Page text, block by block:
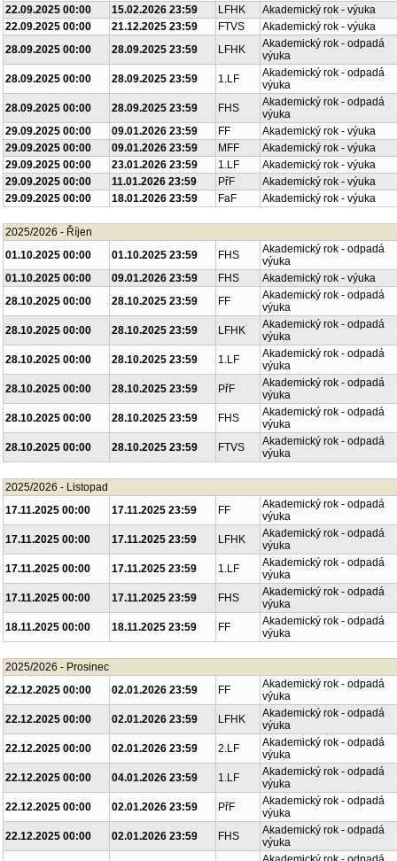
22.09.2025 00:00
15.02.2026 23:59 LFHK
Akademický rok - výuka
22.09.2025 00:00
21.12.2025 23:59 FTVS
Akademický rok - výuka
28.09.2025 00:00
28.09.2025 23:59 LFHK
Akademický rok - odpadá
výuka
28.09.2025 00:00
28.09.2025 23:59 1.LF
Akademický rok - odpadá
výuka
28.09.2025 00:00
28.09.2025 23:59 FHS
Akademický rok - odpadá
výuka
29.09.2025 00:00
09.01.2026 23:59 FF
Akademický rok - výuka
29.09.2025 00:00
09.01.2026 23:59 MFF
Akademický rok - výuka
29.09.2025 00:00
23.01.2026 23:59 1.LF
Akademický rok - výuka
29.09.2025 00:00
11.01.2026 23:59 PřF
Akademický rok - výuka
29.09.2025 00:00
18.01.2026 23:59 FaF Akademický rok - výuka
2025/2026 - Říjen
01.10.2025 00:00
01.10.2025 23:59 FHS
Akademický rok - odpadá
výuka
01.10.2025 00:00
09.01.2026 23:59 FHS
Akademický rok - výuka
28.10.2025 00:00
28.10.2025 23:59 FF
Akademický rok - odpadá
výuka
28.10.2025 00:00
28.10.2025 23:59 LFHK
Akademický rok - odpadá
výuka
28.10.2025 00:00
28.10.2025 23:59 1.LF
Akademický rok - odpadá
výuka
28.10.2025 00:00
28.10.2025 23:59 PřF
Akademický rok - odpadá
výuka
28.10.2025 00:00
28.10.2025 23:59 FHS
Akademický rok - odpadá
výuka
28.10.2025 00:00
28.10.2025 23:59 FTVS
Akademický rok - odpadá
výuka
2025/2026 - Listopad
17.11.2025 00:00
17.11.2025 23:59 FF
Akademický rok - odpadá
výuka
17.11.2025 00:00
17.11.2025 23:59 LFHK
Akademický rok - odpadá
výuka
17.11.2025 00:00
17.11.2025 23:59 1.LF
Akademický rok - odpadá
výuka
17.11.2025 00:00
17.11.2025 23:59 FHS
Akademický rok - odpadá
výuka
18.11.2025 00:00
18.11.2025 23:59 FF
Akademický rok - odpadá
výuka
2025/2026 - Prosinec
22.12.2025 00:00
02.01.2026 23:59 FF
Akademický rok - odpadá
výuka
22.12.2025 00:00
02.01.2026 23:59 LFHK
Akademický rok - odpadá
výuka
22.12.2025 00:00
02.01.2026 23:59 2.LF
Akademický rok - odpadá
výuka
22.12.2025 00:00
04.01.2026 23:59 1.LF
Akademický rok - odpadá
výuka
22.12.2025 00:00
02.01.2026 23:59 PřF
Akademický rok - odpadá
výuka
22.12.2025 00:00
02.01.2026 23:59 FHS
Akademický rok - odpadá
výuka